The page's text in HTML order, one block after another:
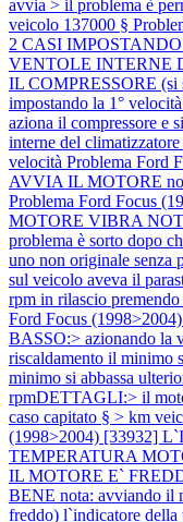
avvia > il problema è
veicolo 137000 §
2 CASI
VENTOLE INTERNE
IL COMPRESSORE (si
impostando la 1°
aziona il compressore e
interne del
velocità Problema Ford
AVVIA IL MOTORE
Problema Ford Focus
MOTORE VIBRA
problema è sorto dopo
uno non originale senza
sul veicolo aveva il
rpm in rilascio
Ford Focus
BASSO:> azionando la
riscaldamento il minimo
minimo si abbassa
rpmDETTAGLI:> il
caso capitato § > km
(1998>2004) [33932]
TEMPERATURA
IL MOTORE E`
BENE nota: avviando il
freddo) l`indicatore della